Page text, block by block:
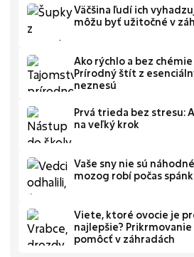
Väčšina ľudí ich
môžu byť užitočné v
Ako rýchlo a bez
Prírodný štít z
neznesú
Prvá trieda bez stresu:
na veľký krok
Vaše sny nie sú
mozog robí počas
Viete, ktoré ovocie je
najlepšie?
pomôcť v záhradách